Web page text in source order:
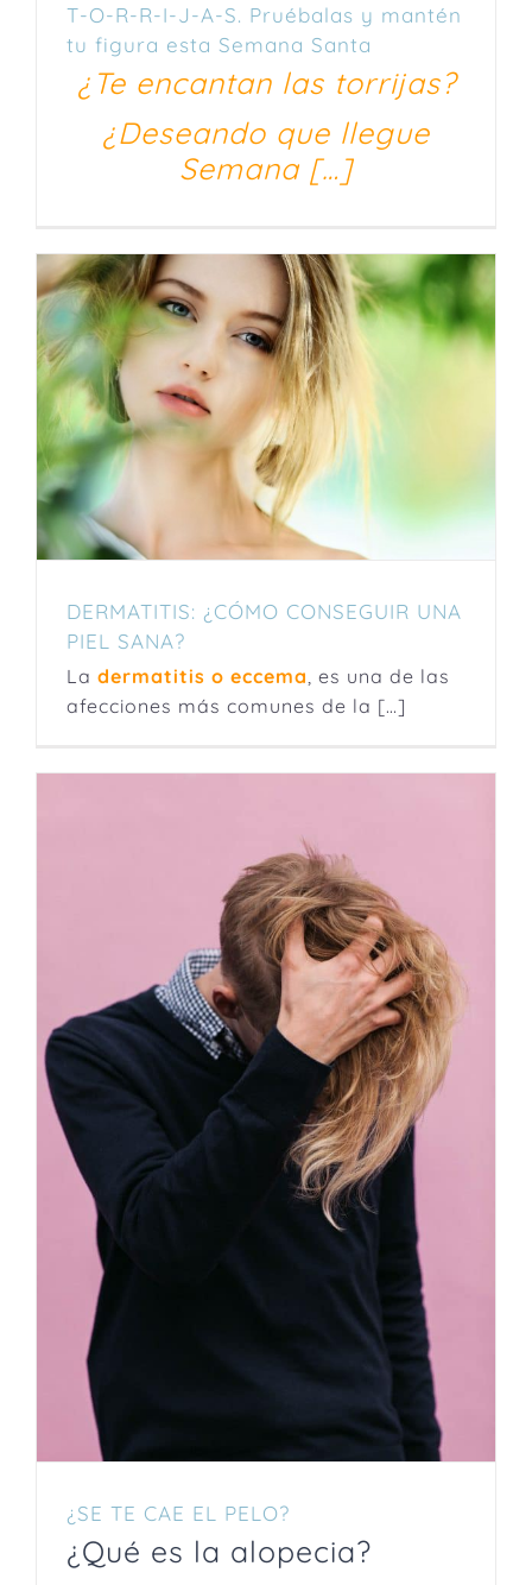
T-O-R-R-I-J-A-S. Pruébalas y mantén
tu figura esta Semana Santa
¿Te encantan las torrijas?
¿Deseando que llegue
Semana […]
DERMATITIS: ¿CÓMO CONSEGUIR UNA
PIEL SANA?
La dermatitis o eccema , es una de las
afecciones más comunes de la […]
¿SE TE CAE EL PELO?
¿Qué es la alopecia?